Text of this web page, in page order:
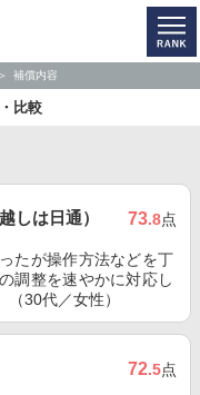
補償内容
比較
しは日通） 73.8点
たが操作方法などを丁
調整を速やかに対応し
30代／女性）
72.5点